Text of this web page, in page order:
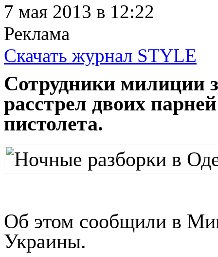
7 мая 2013 в 12:22
Реклама
Скачать журнал STYLE
Сотрудники милиции
расстрел двоих
пистолета.
Об этом сообщили в
Украины.